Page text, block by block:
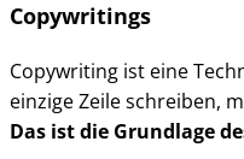
Copywritings
Copywriting ist eine
einzige Zeile schreiben,
Das ist die Grundlage